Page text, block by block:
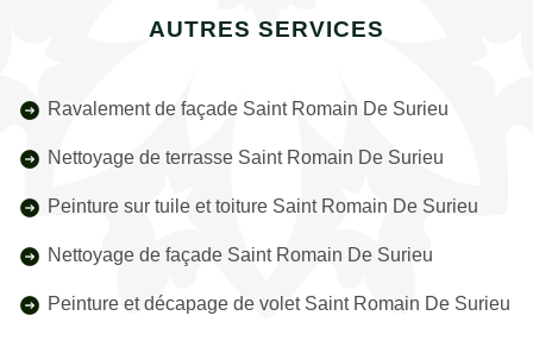
AUTRES SERVICES
Ravalement de façade Saint Romain De Surieu
Nettoyage de terrasse Saint Romain De Surieu
Peinture sur tuile et toiture Saint Romain De Surieu
Nettoyage de façade Saint Romain De Surieu
Peinture et décapage de volet Saint Romain De Surieu